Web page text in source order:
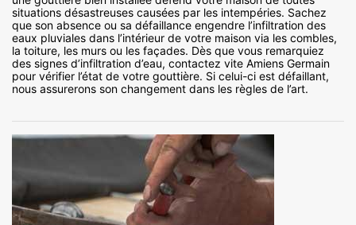
situations désastreuses causées par les intempéries. Sachez
que son absence ou sa défaillance engendre l’infiltration des
eaux pluviales dans l’intérieur de votre maison via les combles,
la toiture, les murs ou les façades. Dès que vous remarquiez
des signes d’infiltration d’eau, contactez vite Amiens Germain
pour vérifier l’état de votre gouttière. Si celui-ci est défaillant,
nous assurerons son changement dans les règles de l’art.